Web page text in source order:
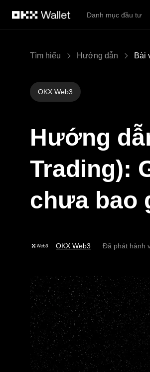
Danh mục đầu tư
Tìm hiểu Hướng dẫn Bài
OKX Web3
Hướng
Trading):
chưa bao
OKX Web3 Đã phát hành